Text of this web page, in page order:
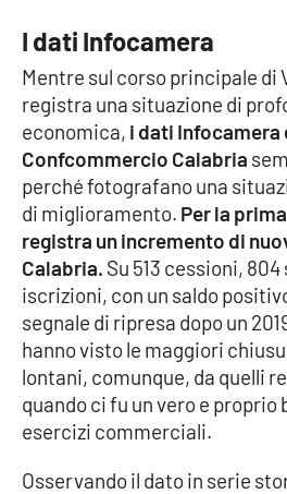
EDIZIONI
LOCALI
Catanzaro
Crotone
Vibo Valentia
Reggio Calabria
Cosenza
Lamezia Terme
I dati Infocamera
Mentre sul corso principale di
registra una situazione di
economica, i dati Infocamera
Confcommercio Calabria
perché fotografano una
di miglioramento. Per la
registra un incremento di
Calabria. Su 513 cessioni,
iscrizioni, con un saldo
segnale di ripresa dopo un
hanno visto le maggiori
lontani, comunque, da quelli
quando ci fu un vero e proprio
esercizi commerciali.
Osservando il dato in serie